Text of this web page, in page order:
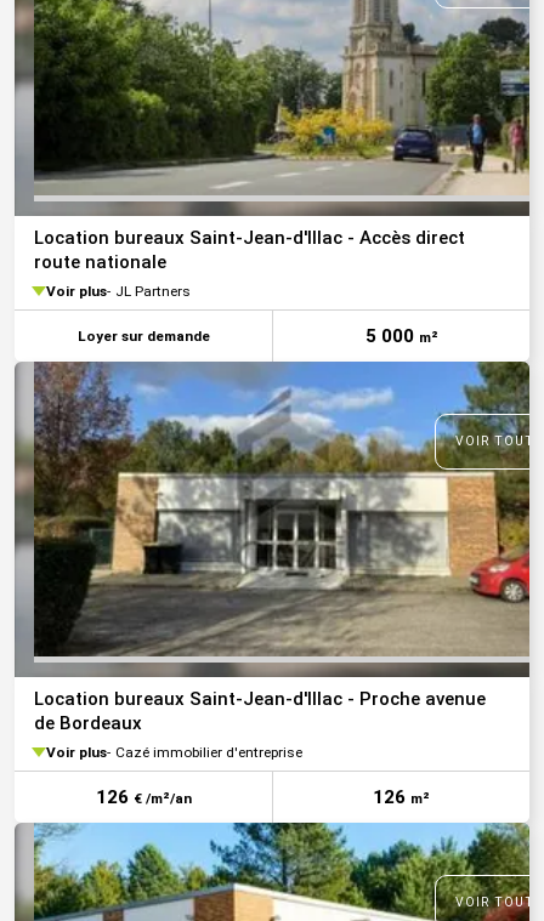
Location bureaux Saint-Jean-d'Illac - Accès direct
route nationale
Voir plus JL Partners
Loyer sur demande 5 000 m²
VOIR
Location bureaux Saint-Jean-d'Illac - Proche avenue
de Bordeaux
Voir plus Cazé immobilier d'entreprise
126 € /m²/an 126 m²
VOIR